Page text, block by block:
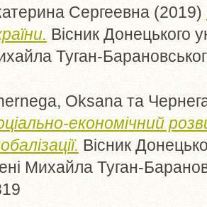
Сергеевна (2019)
Вісник Донецького
Туган-
Oksana та
економічний
Вісник
Михайла Туган-